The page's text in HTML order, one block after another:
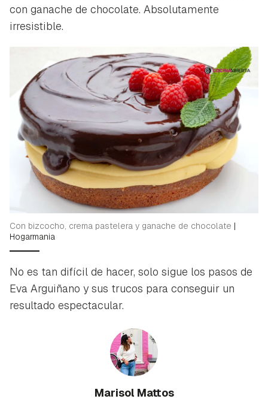
con ganache de chocolate. Absolutamente
irresistible.
Con bizcocho, crema pastelera y ganache de chocolate |
Hogarmania
No es tan difícil de hacer, solo sigue los pasos de
Eva Arguiñano y sus trucos para conseguir un
resultado espectacular.
Marisol Mattos